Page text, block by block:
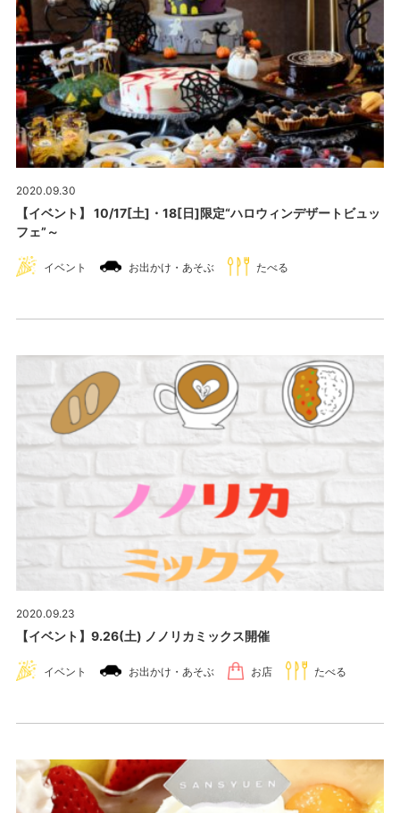
2020.09.30
【イベント】 10/17[土]・18[日]限定“ハロウィンデザートビュッ
フェ”～
イベント お出かけ・あそぶ たべる
2020.09.23
【イベント】9.26(土) ノノリカミックス開催
イベント お出かけ・あそぶ お店 たべる